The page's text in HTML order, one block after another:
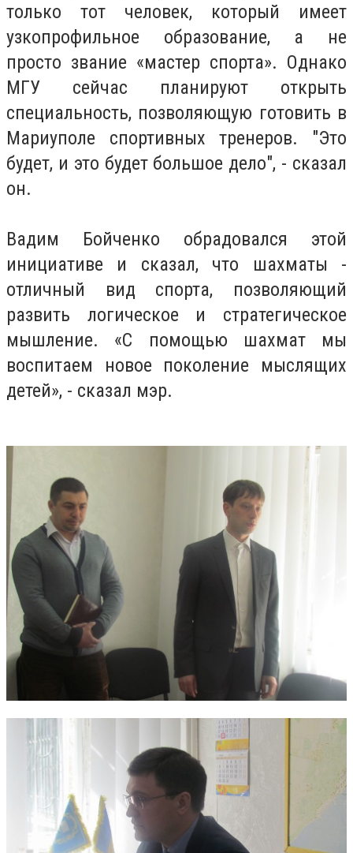
только тот человек, который имеет
узкопрофильное образование, а не
просто звание «мастер спорта». Однако
МГУ сейчас планируют открыть
специальность, позволяющую готовить в
Мариуполе спортивных тренеров. "Это
будет, и это будет большое дело", - сказал
он.
Вадим Бойченко обрадовался этой
инициативе и сказал, что шахматы -
отличный вид спорта, позволяющий
развить логическое и стратегическое
мышление. «С помощью шахмат мы
воспитаем новое поколение мыслящих
детей», - сказал мэр.